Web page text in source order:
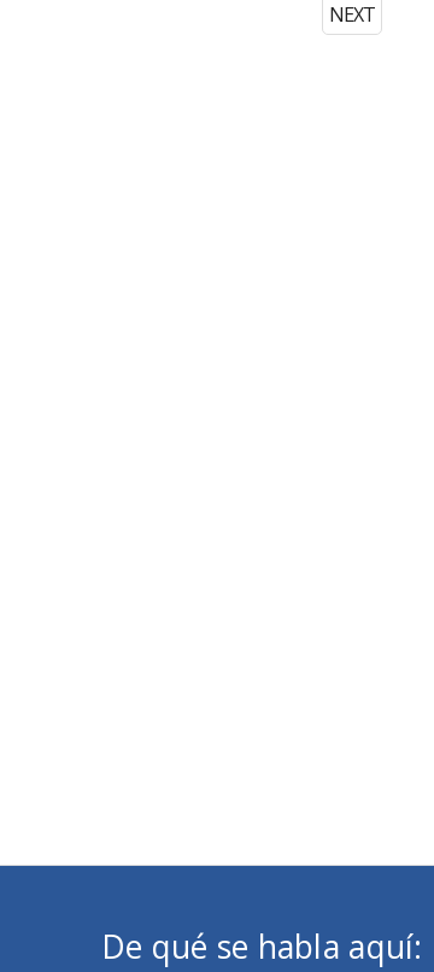
NEXT
De qué se habla aquí: